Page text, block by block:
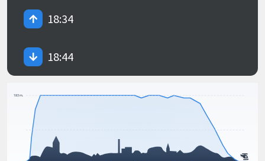
18:34
18:44